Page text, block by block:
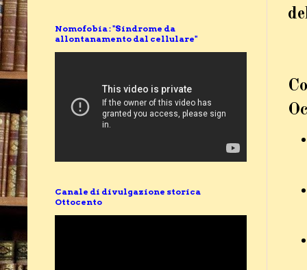
Nomofobia : "Sindrome da
allontanamento dal cellulare"
Canale di divulgazione storica
Ottocento